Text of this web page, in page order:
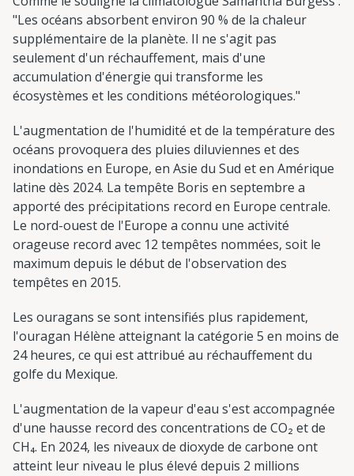
"Les océans absorbent environ 90 % de la chaleur
supplémentaire de la planète. Il ne s'agit pas
seulement d'un réchauffement, mais d'une
accumulation d'énergie qui transforme les
écosystèmes et les conditions météorologiques."
L'augmentation de l'humidité et de la température des
océans provoquera des pluies diluviennes et des
inondations en Europe, en Asie du Sud et en Amérique
latine dès 2024. La tempête Boris en septembre a
apporté des précipitations record en Europe centrale.
Le nord-ouest de l'Europe a connu une activité
orageuse record avec 12 tempêtes nommées, soit le
maximum depuis le début de l'observation des
tempêtes en 2015.
Les ouragans se sont intensifiés plus rapidement,
l'ouragan Hélène atteignant la catégorie 5 en moins de
24 heures, ce qui est attribué au réchauffement du
golfe du Mexique.
L'augmentation de la vapeur d'eau s'est accompagnée
d'une hausse record des concentrations de CO₂ et de
CH₄. En 2024, les niveaux de dioxyde de carbone ont
atteint leur niveau le plus élevé depuis 2 millions